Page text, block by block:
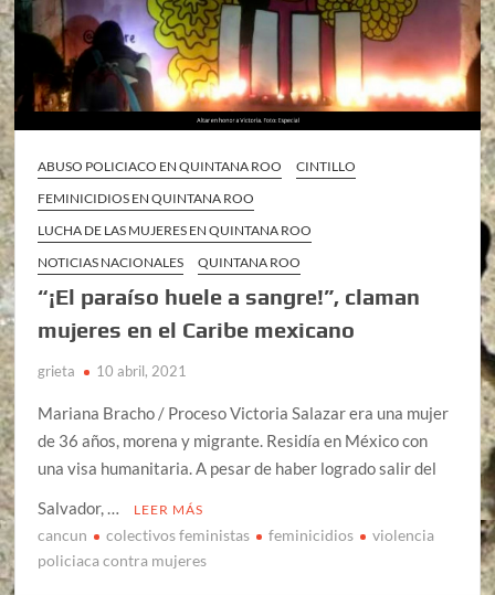
ABUSO POLICIACO EN QUINTANA ROO
CINTILLO
FEMINICIDIOS EN QUINTANA ROO
LUCHA DE LAS MUJERES EN QUINTANA ROO
NOTICIAS NACIONALES
QUINTANA ROO
“¡El paraíso huele a sangre!”, claman
mujeres en el Caribe mexicano
grieta 10 abril, 2021
Mariana Bracho / Proceso Victoria Salazar era una mujer
de 36 años, morena y migrante. Residía en México con
una visa humanitaria. A pesar de haber logrado salir del
Salvador, …
LEER MÁS
cancun colectivos feministas feminicidios
violencia
policiaca contra mujeres